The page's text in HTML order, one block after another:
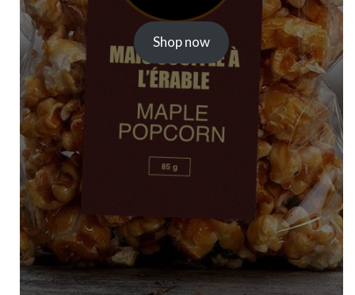
Shop now